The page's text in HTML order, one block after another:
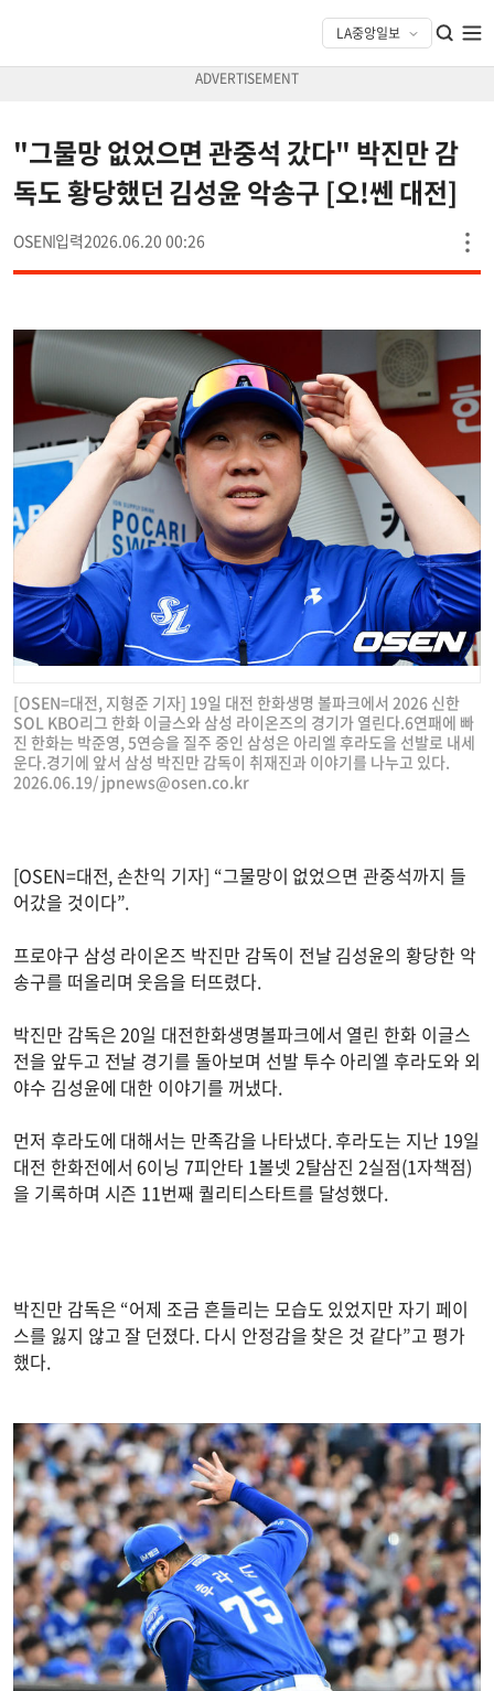
"그물망 없었으면 관중석 갔다" 박진만 감
독도 황당했던 김성윤 악송구 [오!쎈 대전]
OSEN 2026.06.20 00:26
[OSEN=대전, 지형준 기자] 19일 대전 한화생명 볼파크에서 2026 신한
SOL KBO리그 한화 이글스와 삼성 라이온즈의 경기가 열린다.6연패에 빠
진 한화는 박준영, 5연승을 질주 중인 삼성은 아리엘 후라도을 선발로 내세
운다.경기에 앞서 삼성 박진만 감독이 취재진과 이야기를 나누고 있다.
2026.06.19/ jpnews@osen.co.kr
[OSEN=대전, 손찬익 기자] “그물망이 없었으면 관중석까지 들
어갔을 것이다”.
프로야구 삼성 라이온즈 박진만 감독이 전날 김성윤의 황당한 악
송구를 떠올리며 웃음을 터뜨렸다.
박진만 감독은 20일 대전한화생명볼파크에서 열린 한화 이글스
전을 앞두고 전날 경기를 돌아보며 선발 투수 아리엘 후라도와 외
야수 김성윤에 대한 이야기를 꺼냈다.
먼저 후라도에 대해서는 만족감을 나타냈다. 후라도는 지난 19일
대전 한화전에서 6이닝 7피안타 1볼넷 2탈삼진 2실점(1자책점)
을 기록하며 시즌 11번째 퀄리티스타트를 달성했다.
박진만 감독은 “어제 조금 흔들리는 모습도 있었지만 자기 페이
스를 잃지 않고 잘 던졌다. 다시 안정감을 찾은 것 같다”고 평가
했다.